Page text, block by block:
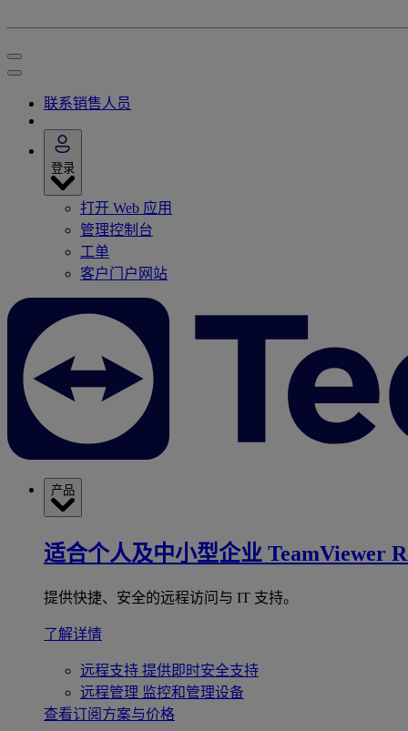
联系销售人员
登录
打开 Web 应用
管理控制台
工单
客户门户网站
产品
适合个人及中小型企业 TeamViewer
提供快捷、安全的远程访问与 IT 支持。
了解详情
远程支持 提供即时安全支持
远程管理 监控和管理设备
查看订阅方案与价格